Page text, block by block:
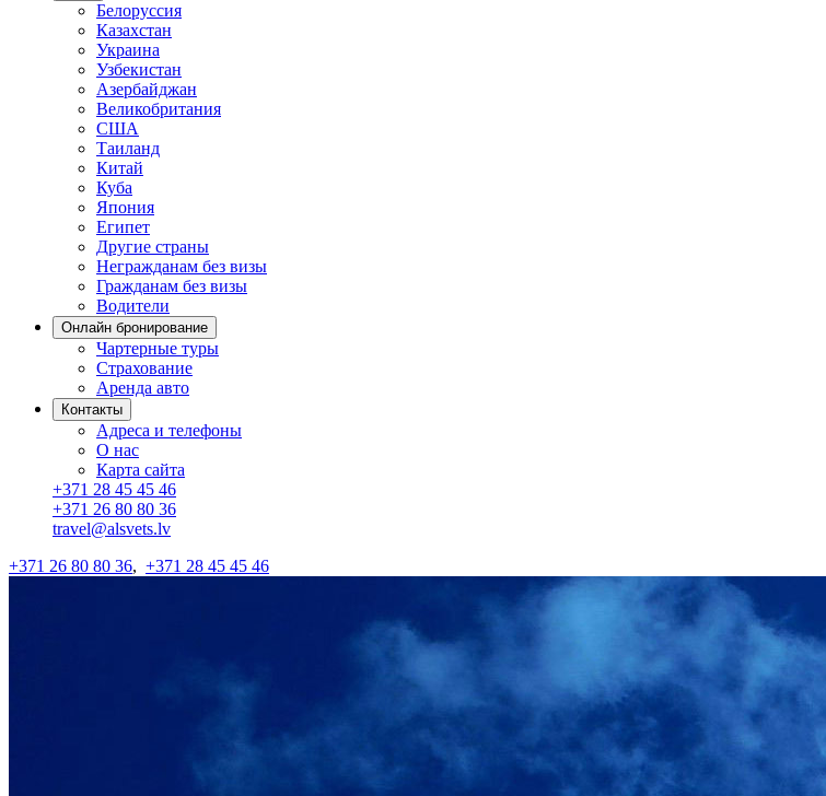
Белоруссия
Казахстан
Украина
Узбекистан
Азербайджан
Великобритания
США
Таиланд
Китай
Куба
Япония
Египет
Другие страны
Негражданам без визы
Гражданам без визы
Водители
Онлайн бронирование
Чартерные туры
Страхование
Аренда авто
Контакты
Адреса и телефоны
О нас
Карта сайта
+371 28 45 45 46
+371 26 80 80 36
travel@alsvets.lv
+371 26 80 80 36, +371 28 45 45 46